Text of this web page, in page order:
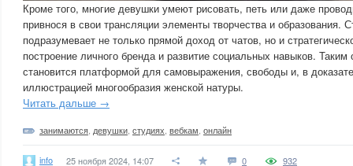
Кроме того, многие девушки умеют рисовать, петь или даже
привнося в свои трансляции элементы творчества и образования.
подразумевает не только прямой доход от чатов, но и
построение личного бренда и развитие социальных навыков.
становится платформой для самовыражения, свободы и, в
иллюстрацией многообразия женской натуры.
Читать дальше →
занимаются девушки студиях вебкам онлайн
info 25 ноября 2024, 14:07 0 932